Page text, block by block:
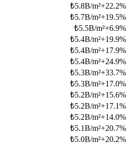
₺5.8B/m²+22.2%
₺5.7B/m²+19.5%
₺5.5B/m²+6.9%
₺5.4B/m²+19.9%
₺5.4B/m²+17.9%
₺5.4B/m²+24.9%
₺5.3B/m²+33.7%
₺5.3B/m²+17.0%
₺5.2B/m²+15.6%
₺5.2B/m²+17.1%
₺5.2B/m²+14.0%
₺5.1B/m²+20.7%
₺5.0B/m²+20.2%